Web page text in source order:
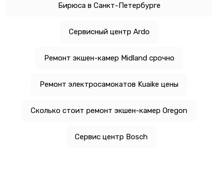
Бирюса в Санкт-Петербурге
Сервисный центр Ardo
Ремонт экшен-камер Midland срочно
Ремонт электросамокатов Kuaike цены
Сколько стоит ремонт экшен-камер Oregon
Сервис центр Bosch